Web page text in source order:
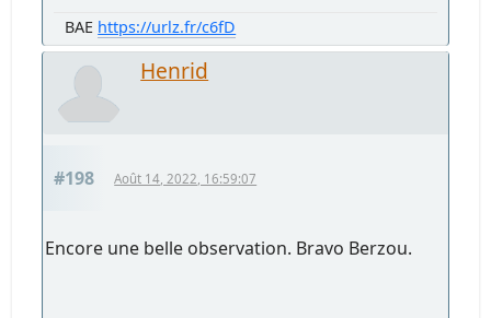
BAE https://urlz.fr/c6fD
Henrid
#198 Août 14, 2022, 16:59:07
Encore une belle observation. Bravo Berzou.